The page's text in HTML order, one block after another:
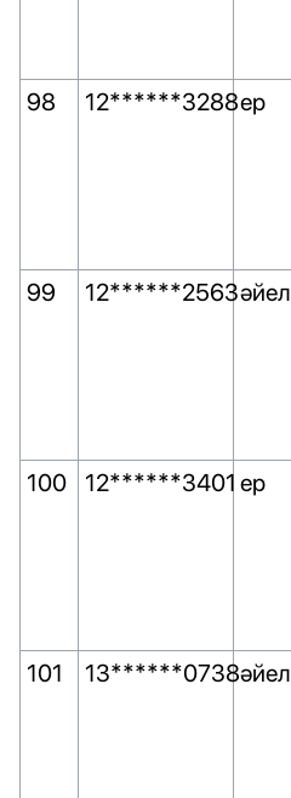
98
12******3288ер
99
12******2563әйел
100
12******3401 ер
101
13******0738әйел